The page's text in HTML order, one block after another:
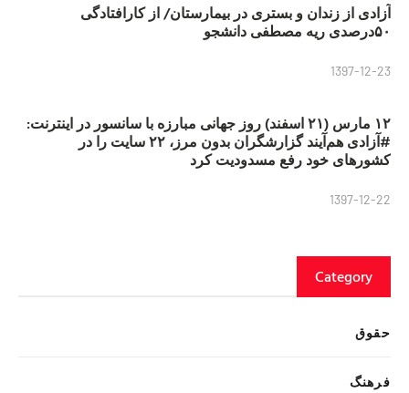
آزادی از زندان و بستری در بیمارستان/ از کارافتادگی
۵۰درصدی ریه مصطفی دانشجو
1397-12-23
۱۲ مارس (۲۱ اسفند) روز جهانی مبارزه با سانسور در اینترنت:
#آزادی هم‌آیند گزارشگران‌ بدون مرز، ۲۲ سایت را در
کشورهای خود رفع مسدودیت کرد
1397-12-22
Category
حقوق
فرهنگ